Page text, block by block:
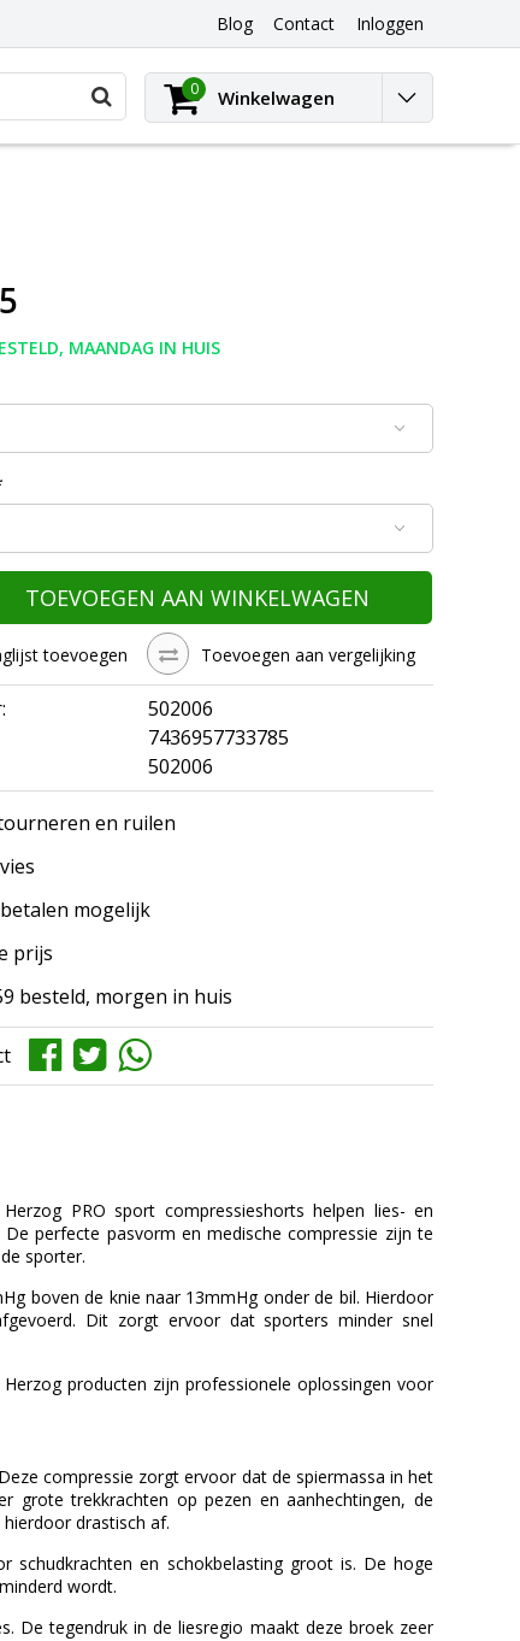
Blog Contact Inloggen
0 Winkelwagen
MAANDAG IN HUIS
TOEVOEGEN AAN WINKELWAGEN
toevoegen Toevoegen aan vergelijking
502006
7436957733785
502006
en ruilen
mogelijk
prijs
besteld, morgen in huis
PRO sport compressieshorts helpen lies- en
perfecte pasvorm en medische compressie zijn te
sporter.
boven de knie naar 13mmHg onder de bil. Hierdoor
Dit zorgt ervoor dat sporters minder snel
producten zijn professionele oplossingen voor
compressie zorgt ervoor dat de spiermassa in het
grote trekkrachten op pezen en aanhechtingen, de
drastisch af.
schudkrachten en schokbelasting groot is. De hoge
wordt.
De tegendruk in de liesregio maakt deze broek zeer